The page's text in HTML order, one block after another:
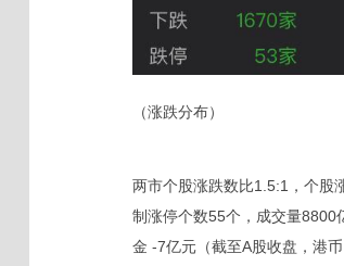
（涨跌分布）
两市个股涨跌数比1.5:1，个股
制涨停个数55个，成交量8800
金 -7亿元（截至A股收盘，港